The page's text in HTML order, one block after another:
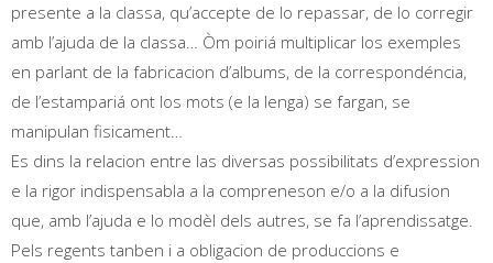
presente a la classa, qu’accepte de lo repassar, de lo corregir
amb l’ajuda de la classa… Òm poiriá multiplicar los exemples
en parlant de la fabricacion d’albums, de la correspondéncia,
de l’estampariá ont los mots (e la lenga) se fargan, se
manipulan fisicament…
Es dins la relacion entre las diversas possibilitats d’expression
e la rigor indispensabla a la compreneson e/o a la difusion
que, amb l’ajuda e lo modèl dels autres, se fa l’aprendissatge.
Pels regents tanben i a obligacion de produccions e